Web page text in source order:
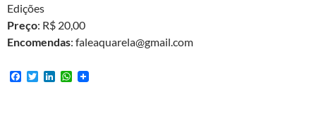
Edições
Preço: R$ 20,00
Encomendas: faleaquarela@gmail.com
F
T
W